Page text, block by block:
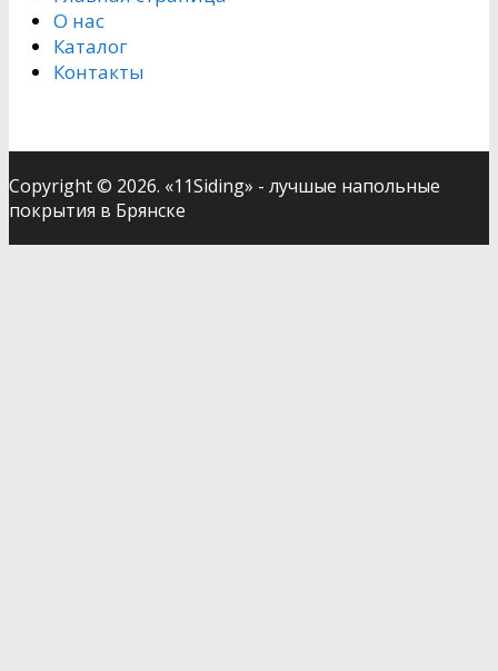
О нас
Каталог
Контакты
Copyright © 2026. «11Siding» - лучшые напольные
покрытия в Брянске